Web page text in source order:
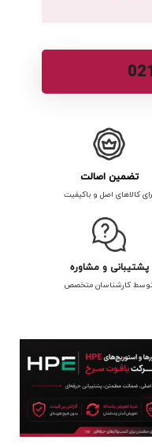
تضمین اصالت
کالاهای اصل و باکیفیت
پشتیبانی و مشاوره
کارشناسان متخصص